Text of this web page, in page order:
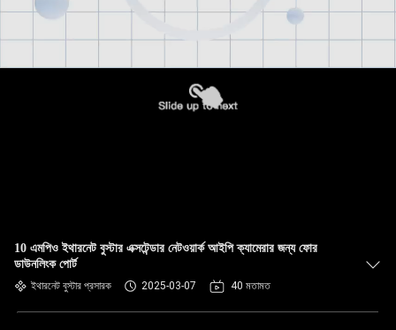
10 এমপিও ইথারনেট বুস্টার এক্সটেন্ডার নেটওয়ার্ক আইপি ক্যামেরার জন্য ফোর
ডাউনলিংক পোর্ট
ইথারনেট বুস্টার প্রসারক 2025-03-07 40 মতামত